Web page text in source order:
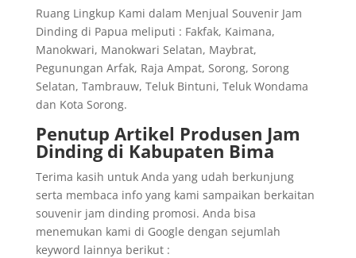
Ruang Lingkup Kami dalam Menjual Souvenir Jam
Dinding di Papua meliputi : Fakfak, Kaimana,
Manokwari, Manokwari Selatan, Maybrat,
Pegunungan Arfak, Raja Ampat, Sorong, Sorong
Selatan, Tambrauw, Teluk Bintuni, Teluk Wondama
dan Kota Sorong.
Penutup Artikel Produsen Jam
Dinding di Kabupaten Bima
Terima kasih untuk Anda yang udah berkunjung
serta membaca info yang kami sampaikan berkaitan
souvenir jam dinding promosi. Anda bisa
menemukan kami di Google dengan sejumlah
keyword lainnya berikut :